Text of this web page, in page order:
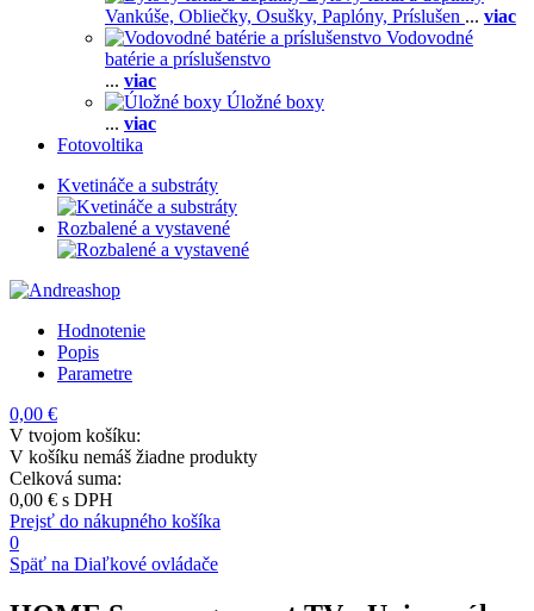
Vankúše, Obliečky, Osušky, Paplóny, Príslušen ... viac
Vodovodné
batérie a príslušenstvo
... viac
Úložné boxy
... viac
Fotovoltika
Kvetináče a substráty
Rozbalené a vystavené
Hodnotenie
Popis
Parametre
0,00 €
V tvojom košíku:
V košíku nemáš žiadne produkty
Celková suma:
0,00 € s DPH
Prejsť do nákupného košíka
0
Späť na Diaľkové ovládače